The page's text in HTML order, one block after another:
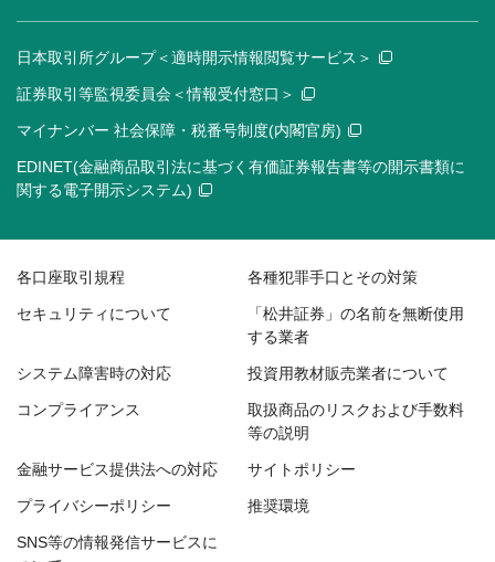
日本取引所グループ＜適時開示情報閲覧サービス＞
証券取引等監視委員会＜情報受付窓口＞
マイナンバー 社会保障・税番号制度(内閣官房)
EDINET(金融商品取引法に基づく有価証券報告書等の開示書類に
関する電子開示システム)
各口座取引規程 各種犯罪手口とその対策
セキュリティについて
「松井証券」の名前を無断使用
する業者
システム障害時の対応 投資用教材販売業者について
コンプライアンス
取扱商品のリスクおよび手数料
等の説明
金融サービス提供法への対応 サイトポリシー
プライバシーポリシー 推奨環境
SNS等の情報発信サービスに